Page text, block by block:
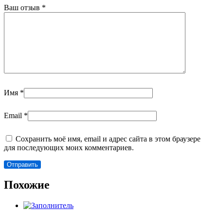
Ваш отзыв *
Имя *
Email *
Сохранить моё имя, email и адрес сайта в этом браузере
для последующих моих комментариев.
Похожие